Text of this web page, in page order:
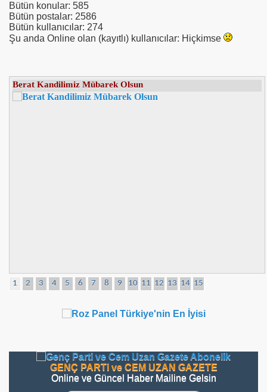
Bütün konular: 585
Bütün postalar: 2586
Bütün kullanıcılar: 274
Şu anda Online olan (kayıtlı) kullanıcılar: Hiçkimse
Tmsf : Uzanlardan 12 Milyon Tahsil Edildi
1 2 3 4 5 6 7 8 9 10 11 12 13 14 15
GENÇ PARTi ve CEM UZAN GAZETE
Online ve Güncel Haber Mailine Gelsin